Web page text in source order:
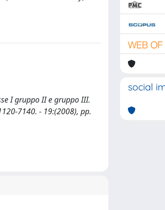
I gruppo II e gruppo III.
7140. - 19:(2008), pp.
social